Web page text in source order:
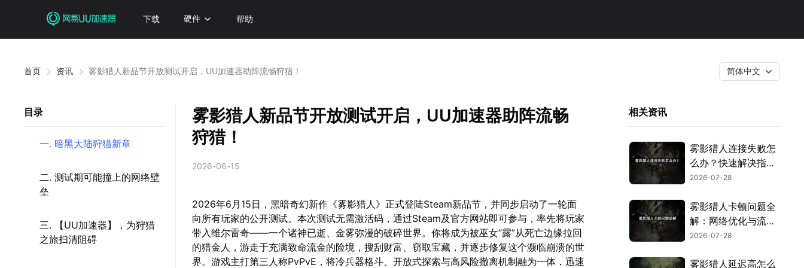
下载 硬件 帮助
首页 资讯 雾影猎人新品节开放测试开启，UU加速器助阵流畅狩猎！ 简体中文
目录
一. 暗黑大陆狩猎新章
二. 测试期可能撞上的网络壁
垒
三. 【UU加速器】，为狩猎
之旅扫清阻碍
雾影猎人新品节开放测试开启，UU加速器助阵流畅
狩猎！
2026-06-15
2026年6月15日，黑暗奇幻新作《雾影猎人》正式登陆Steam新品节，并同步启动了一轮面
向所有玩家的公开测试。本次测试无需激活码，通过Steam及官方网站即可参与，率先将玩家
带入维尔雷奇——一个诸神已逝、金雾弥漫的破碎世界。你将成为被巫女“露”从死亡边缘拉回
的猎金人，游走于充满致命流金的险境，搜刮财富、窃取宝藏，并逐步修复这个濒临崩溃的世
界。游戏主打第三人称PvPvE，将冷兵器格斗、开放式探索与高风险撤离机制融为一体，迅速
相关资讯
雾影猎人连接失败怎
么办？快速解决指
南！
2026-07-28
雾影猎人卡顿问题全
解：网络优化与流畅
狩猎攻略！
2026-07-28
雾影猎人延迟高怎么